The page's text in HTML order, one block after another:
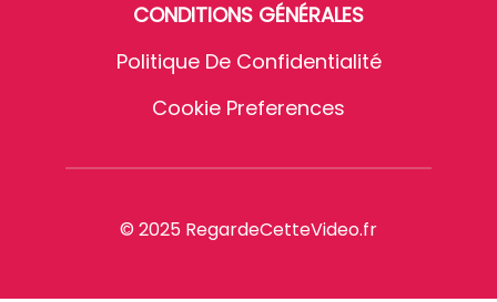
CONDITIONS GÉNÉRALES
Politique De Confidentialité
Cookie Preferences
© 2025 RegardeCetteVideo.fr